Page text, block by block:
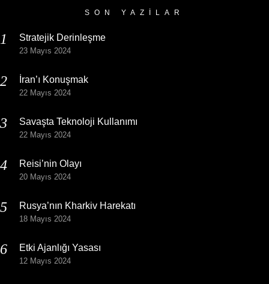
SON YAZILAR
Stratejik Derinleşme
23 Mayıs 2024
İran’ı Konuşmak
22 Mayıs 2024
Savaşta Teknoloji Kullanımı
22 Mayıs 2024
Reisi’nin Olayı
20 Mayıs 2024
Rusya’nın Kharkiv Harekatı
18 Mayıs 2024
Etki Ajanlığı Yasası
12 Mayıs 2024